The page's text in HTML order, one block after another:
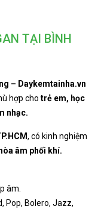
TẠI BÌNH
– Daykemtainha.vn
hợp cho trẻ em, học
nhạc.
, có kinh nghiệm
âm phối khí.
âm.
Pop, Bolero, Jazz,